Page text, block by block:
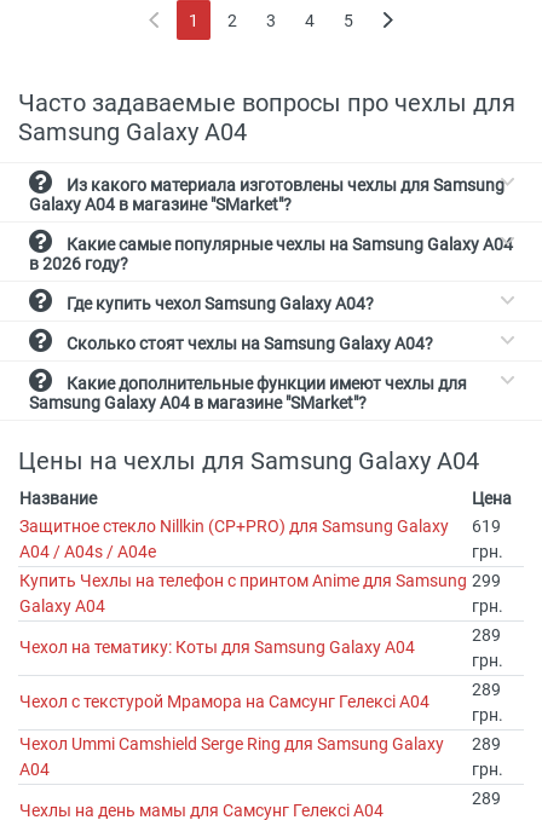
1
(current)
2 3 4 5
Часто задаваемые вопросы про чехлы для
Samsung Galaxy A04
Galaxy A04 в магазине "SMarket"?
в 2026 году?
Где купить чехол Samsung Galaxy A04?
Сколько стоят чехлы на Samsung Galaxy A04?
Samsung Galaxy A04 в магазине "SMarket"?
Цены на чехлы для Samsung Galaxy A04
Название
Цена
Защитное стекло Nillkin (CP+PRO) для Samsung Galaxy
A04 / A04s / A04e
619
грн.
Купить Чехлы на телефон с принтом Anime для Samsung
Galaxy A04
299
грн.
Чехол на тематику: Коты для Samsung Galaxy A04
289
грн.
Чехол с текстурой Мрамора на Самсунг Гелексі А04
289
грн.
Чехол Ummi Camshield Serge Ring для Samsung Galaxy
A04
289
грн.
Чехлы на день мамы для Самсунг Гелексі А04
289